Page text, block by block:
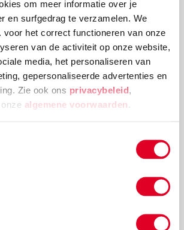
om meer informatie over je
en surfgedrag te verzamelen. We
voor het correct functioneren van onze
van de activiteit op onze website,
media, het personaliseren van
gepersonaliseerde advertenties en
Zie ook ons privacybeleid,
algemene voorwaarden .
Van huis! | Kijk en Lees | AVI-stripboek
€ 12,50